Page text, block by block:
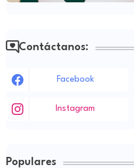
Contáctanos:
Facebook
Instagram
Populares